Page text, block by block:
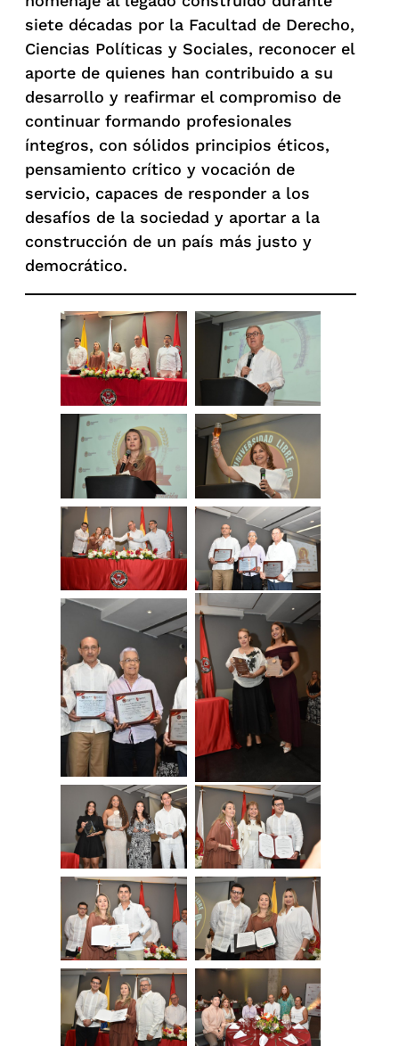
siete décadas por la Facultad de Derecho,
Ciencias Políticas y Sociales, reconocer el
aporte de quienes han contribuido a su
desarrollo y reafirmar el compromiso de
continuar formando profesionales
íntegros, con sólidos principios éticos,
pensamiento crítico y vocación de
servicio, capaces de responder a los
desafíos de la sociedad y aportar a la
construcción de un país más justo y
democrático.